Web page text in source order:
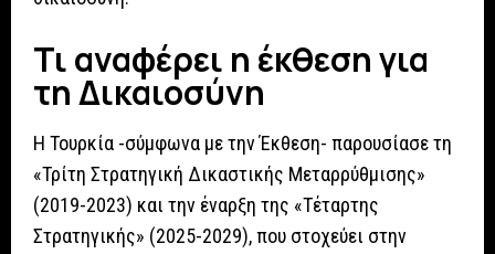
Τι αναφέρει η έκθεση για
τη Δικαιοσύνη
Η Τουρκία -σύμφωνα με την Έκθεση- παρουσίασε τη
«Τρίτη Στρατηγική Δικαστικής Μεταρρύθμισης»
(2019-2023) και την έναρξη της «Τέταρτης
Στρατηγικής» (2025-2029), που στοχεύει στην